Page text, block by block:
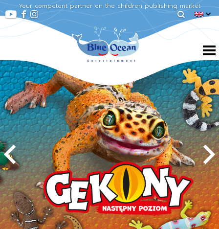
Your competent partner on the children publishing market